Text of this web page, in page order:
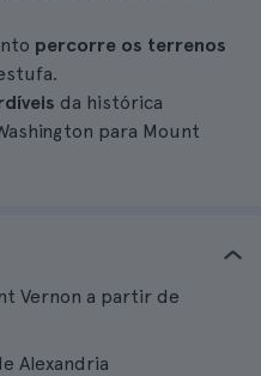
percorre os terrenos
da histórica
para Mount
Vernon a partir de
Alexandria